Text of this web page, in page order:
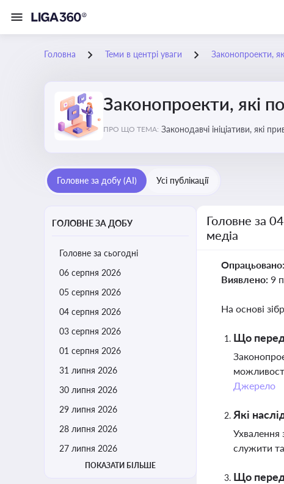
Головна Теми в центрі уваги Законопроекти,
Законопроекти, які
ПРО ЩО ТЕМА: Законодавчі ініціативи, які
Головне за добу (AI) Усі публікації
ГОЛОВНЕ ЗА ДОБУ
Головне за сьогодні
06 серпня 2026
05 серпня 2026
04 серпня 2026
03 серпня 2026
01 серпня 2026
31 липня 2026
30 липня 2026
29 липня 2026
28 липня 2026
27 липня 2026
ПОКАЗАТИ БІЛЬШЕ
Головне за
медіа
Опрацьовано:
Виявлено: 9
На основі
Що
Джерело
Які
Ухвалення
служити та
Що